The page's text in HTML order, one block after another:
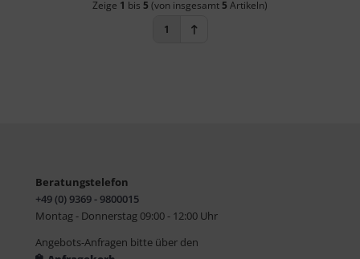
Zeige 1 bis 5 (von insgesamt5 Artikeln)
1
Beratungstelefon
+49 (0) 9369 - 9800015
Montag - Donnerstag 09:00 - 12:00 Uhr
Angebots-Anfragen bitte über den